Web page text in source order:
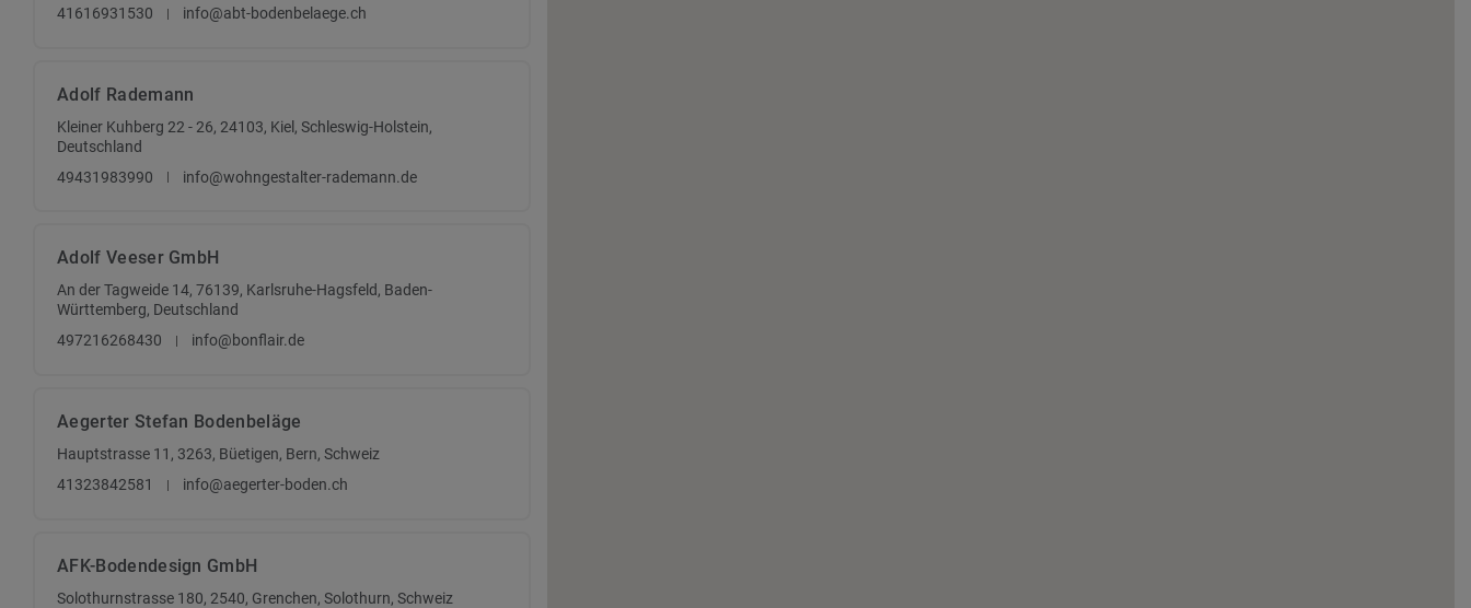
41616931530
info@abt-bodenbelaege.ch
Adolf Rademann
Kleiner Kuhberg 22 - 26, 24103, Kiel, Schleswig-Holstein,
Deutschland
49431983990
info@wohngestalter-rademann.de
Adolf Veeser GmbH
An der Tagweide 14, 76139, Karlsruhe-Hagsfeld, Baden-
Württemberg, Deutschland
497216268430
info@bonflair.de
Aegerter Stefan Bodenbeläge
Hauptstrasse 11, 3263, Büetigen, Bern, Schweiz
41323842581
info@aegerter-boden.ch
AFK-Bodendesign GmbH
Solothurnstrasse 180, 2540, Grenchen, Solothurn, Schweiz